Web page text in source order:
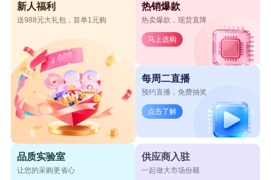
新人福利
送988元大礼包，首单1元购
热销爆款
热卖爆款，现货直降
马上选购
每周二直播
预约直播，免费抽奖
点击了解
品质实验室
让您的采购更省心
供应商入驻
一起做大市场份额